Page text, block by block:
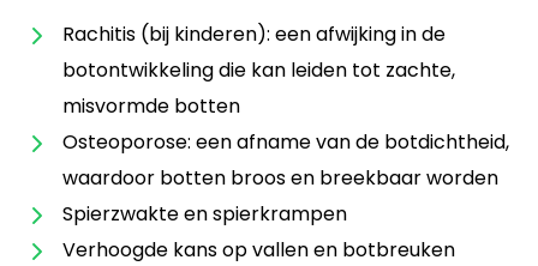
Rachitis (bij kinderen): een afwijking in de
botontwikkeling die kan leiden tot zachte,
misvormde botten
Osteoporose: een afname van de botdichtheid,
waardoor botten broos en breekbaar worden
Spierzwakte en spierkrampen
Verhoogde kans op vallen en botbreuken